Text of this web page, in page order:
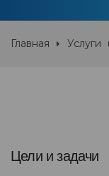
Главная Услуги
Цели и задачи